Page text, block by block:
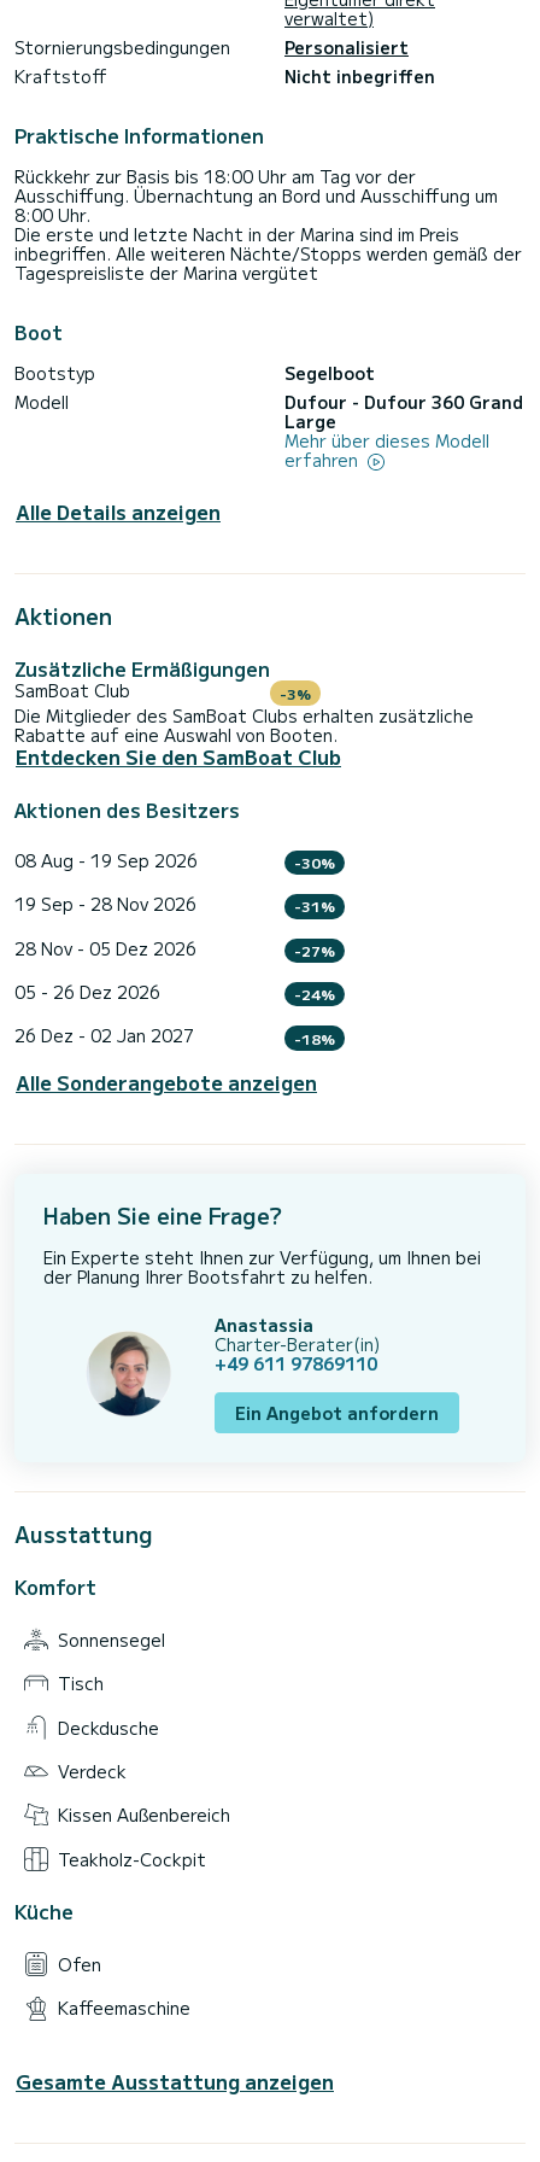
verwaltet)
Stornierungsbedingungen
Personalisiert
Kraftstoff
Nicht inbegriffen
Praktische Informationen
Rückkehr zur Basis bis 18:00 Uhr am Tag vor der
Ausschiffung. Übernachtung an Bord und Ausschiffung um
8:00 Uhr.
Die erste und letzte Nacht in der Marina sind im Preis
inbegriffen. Alle weiteren Nächte/Stopps werden gemäß der
Tagespreisliste der Marina vergütet
Boot
Bootstyp
Segelboot
Modell
Dufour - Dufour 360 Grand
Large
Mehr über dieses Modell
erfahren
Alle Details anzeigen
Aktionen
Zusätzliche Ermäßigungen
SamBoat Club -3%
Die Mitglieder des SamBoat Clubs erhalten zusätzliche
Rabatte auf eine Auswahl von Booten.
Entdecken Sie den SamBoat Club
Aktionen des Besitzers
08 Aug - 19 Sep 2026 -30%
19 Sep - 28 Nov 2026 -31%
28 Nov - 05 Dez 2026 -27%
05 - 26 Dez 2026 -24%
26 Dez - 02 Jan 2027 -18%
Alle Sonderangebote anzeigen
Haben Sie eine Frage?
Ein Experte steht Ihnen zur Verfügung, um Ihnen bei
der Planung Ihrer Bootsfahrt zu helfen.
Anastassia
Charter-Berater(in)
+49 611 97869110
Ein Angebot anfordern
Ausstattung
Komfort
Sonnensegel
Tisch
Deckdusche
Verdeck
Kissen Außenbereich
Teakholz-Cockpit
Küche
Ofen
Kaffeemaschine
Gesamte Ausstattung anzeigen